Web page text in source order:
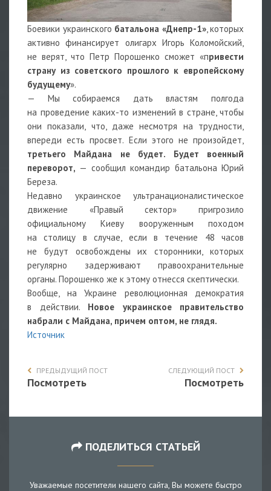
Боевики украинского батальона «Днепр-1», которых
активно финансирует олигарх Игорь Коломойский,
не верят, что Петр Порошенко сможет «привести
страну из советского прошлого к европейскому
будущему».
— Мы собираемся дать властям полгода
на проведение каких-то изменений в стране, чтобы
они показали, что, даже несмотря на трудности,
впереди есть просвет. Если этого не произойдет,
третьего Майдана не будет. Будет военный
переворот, — сообщил командир батальона Юрий
Береза.
Недавно украинское ультранационалистическое
движение «Правый сектор» пригрозило
официальному Киеву вооруженным походом
на столицу в случае, если в течение 48 часов
не будут освобождены их сторонники, которых
регулярно задерживают правоохранительные
органы. Порошенко же к этому отнесся скептически.
Вообще, на Украине революционная демократия
в действии. Новое украинское правительство
набрали с Майдана, причем оптом, не глядя.
Источник
ПРЕДЫДУЩИЙ ПОСТ
Посмотреть
СЛЕДУЮЩИЙ ПОСТ
Посмотреть
ПОДЕЛИТЬСЯ СТАТЬЕЙ
Уважаемые посетители нашего сайта, Вы можете быстро